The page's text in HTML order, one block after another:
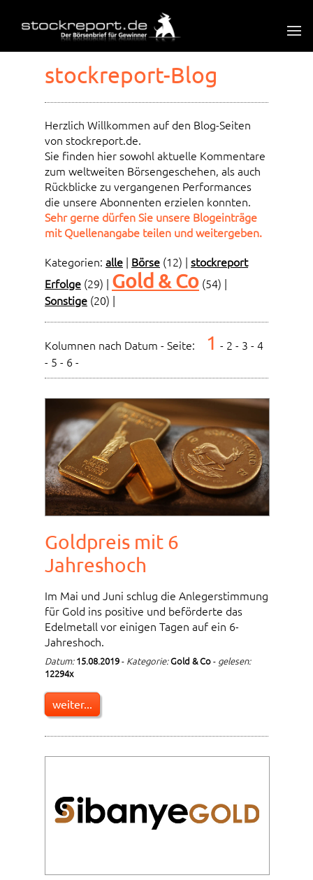
stockreport-Blog
Herzlich Willkommen auf den Blog-Seiten
von stockreport.de.
Sie finden hier sowohl aktuelle Kommentare
zum weltweiten Börsengeschehen, als auch
Rückblicke zu vergangenen Performances
die unsere Abonnenten erzielen konnten.
Sehr gerne dürfen Sie unsere Blogeinträge
mit Quellenangabe teilen und weitergeben.
Kategorien: alle | Börse (12) | stockreport
Erfolge (29) | Gold & Co (54) |
Sonstige (20) |
Kolumnen nach Datum - Seite: 1 - 2 - 3 - 4
- 5 - 6 -
Goldpreis mit 6
Jahreshoch
Im Mai und Juni schlug die Anlegerstimmung
für Gold ins positive und beförderte das
Edelmetall vor einigen Tagen auf ein 6-
Jahreshoch.
Datum: 15.08.2019- Kategorie:Gold & Co- gelesen:
12294x
weiter...